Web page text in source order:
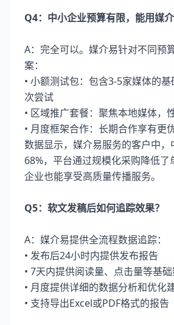
Q4：中小企业预算有限，能用媒
A：完全可以。媒介易针对不同预
案：
• 小额测试包：包含3-5家媒体的
次尝试
• 区域推广套餐：聚焦本地媒体，
• 月度框架合作：长期合作享有更
数据显示，媒介易服务的客户中，
68%，平台通过规模化采购降低
企业也能享受高质量传播服务。
Q5：软文发稿后如何追踪效果？
A：媒介易提供全流程数据追踪：
• 发布后24小时内提供发布报告
• 7天内提供阅读量、点击量等基
• 月度提供详细的数据分析和优化
• 支持导出Excel或PDF格式的报告